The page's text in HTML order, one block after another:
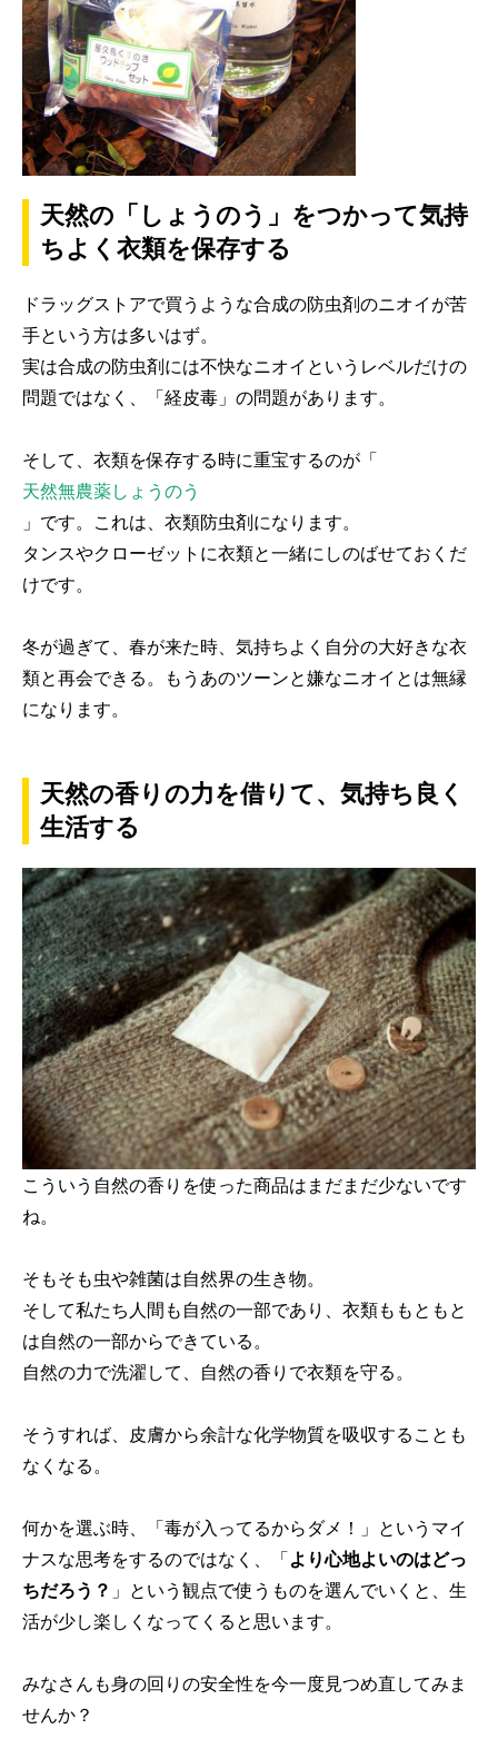
天然の「しょうのう」をつかって気持
ちよく衣類を保存する
ドラッグストアで買うような合成の防虫剤のニオイが苦
手という方は多いはず。
実は合成の防虫剤には不快なニオイというレベルだけの
問題ではなく、「経皮毒」の問題があります。
そして、衣類を保存する時に重宝するのが「
天然無農薬しょうのう
」です。これは、衣類防虫剤になります。
タンスやクローゼットに衣類と一緒にしのばせておくだ
けです。
冬が過ぎて、春が来た時、気持ちよく自分の大好きな衣
類と再会できる。もうあのツーンと嫌なニオイとは無縁
になります。
天然の香りの力を借りて、気持ち良く
生活する
こういう自然の香りを使った商品はまだまだ少ないです
ね。
そもそも虫や雑菌は自然界の生き物。
そして私たち人間も自然の一部であり、衣類ももともと
は自然の一部からできている。
自然の力で洗濯して、自然の香りで衣類を守る。
そうすれば、皮膚から余計な化学物質を吸収することも
なくなる。
何かを選ぶ時、「毒が入ってるからダメ！」というマイ
ナスな思考をするのではなく、「より心地よいのはどっ
ちだろう？ 」という観点で使うものを選んでいくと、生
活が少し楽しくなってくると思います。
みなさんも身の回りの安全性を今一度見つめ直してみま
せんか？